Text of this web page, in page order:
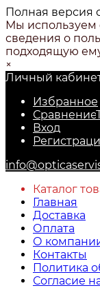
Полная версия
Мы используем
сведения о
подходящую
×
Личный
Избранное
Сравнение
Вход
Каталог
Главная
Доставка
Оплата
О
Контакты
Политика
Согласие